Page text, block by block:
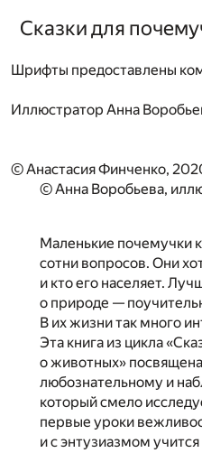
Сказки для
Шрифты предоставлены
Иллюстратор Анна
© Анастасия Финченко,
© Анна Воробьева,
Маленькие почемучки
сотни вопросов. Они
и кто его населяет.
о природе —
В их жизни так много
Эта книга из цикла
о животных»
любознательному и
который смело
первые уроки
и с энтузиазмом